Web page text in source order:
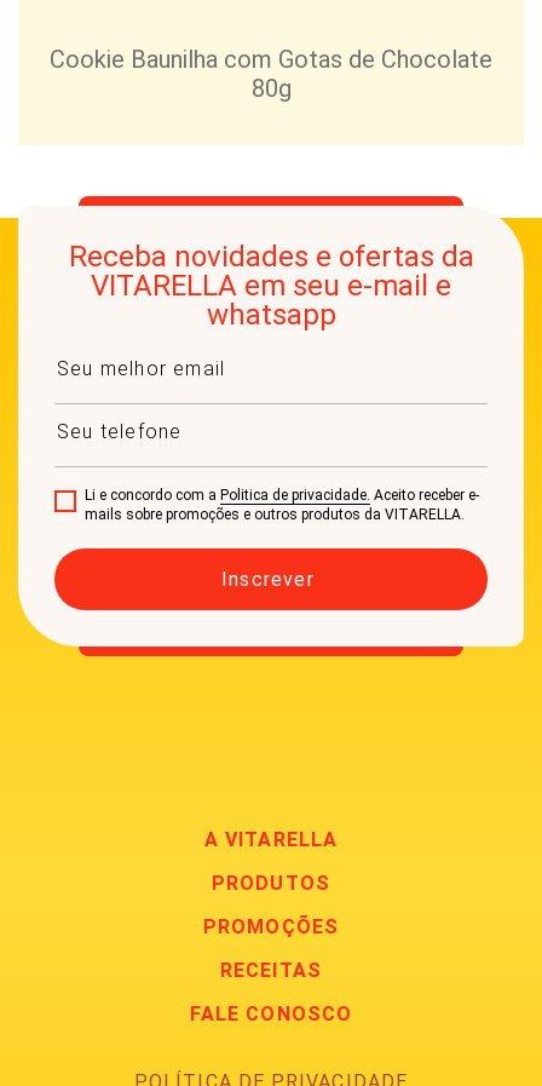
Cookie Baunilha com Gotas de Chocolate
80g
Receba novidades e ofertas da
VITARELLA em seu e-mail e
whatsapp
Li e concordo com a Politica de privacidade. Aceito receber e-
mails sobre promoções e outros produtos da VITARELLA.
A VITARELLA
PRODUTOS
PROMOÇÕES
RECEITAS
FALE CONOSCO